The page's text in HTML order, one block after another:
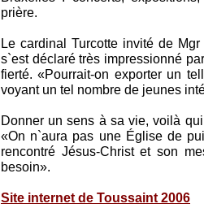
prière.
Le cardinal Turcotte invité de
s`est déclaré très impressionné
fierté. «Pourrait-on exporter un
voyant un tel nombre de jeunes
Donner un sens à sa vie, voilà
«On n`aura pas une Église de
rencontré Jésus-Christ et son
besoin».
Site internet de Toussaint 2006